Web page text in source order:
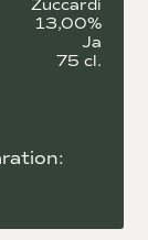
Zuccardi
13,00%
Ja
75 cl.